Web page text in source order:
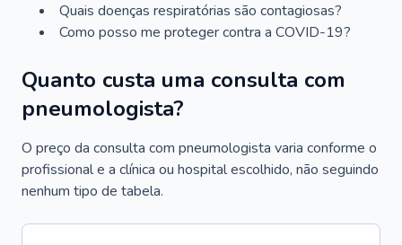
Quais doenças respiratórias são contagiosas?
Como posso me proteger contra a COVID-19?
Quanto custa uma consulta com
pneumologista?
O preço da consulta com pneumologista varia conforme o
profissional e a clínica ou hospital escolhido, não seguindo
nenhum tipo de tabela.